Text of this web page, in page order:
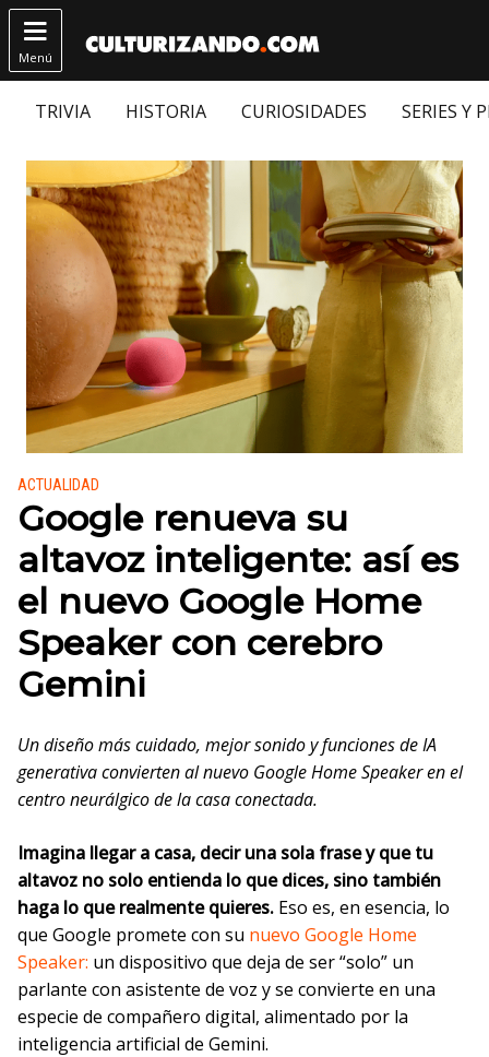

Menú
TRIVIA HISTORIA CURIOSIDADES SERIES Y
Publicado en:
ACTUALIDAD
Google renueva su
altavoz inteligente: así es
el nuevo Google Home
Speaker con cerebro
Gemini
Un diseño más cuidado, mejor sonido y funciones de IA
generativa convierten al nuevo Google Home Speaker en el
centro neurálgico de la casa conectada.
Imagina llegar a casa, decir una sola frase y que tu
altavoz no solo entienda lo que dices, sino también
haga lo que realmente quieres. Eso es, en esencia, lo
que Google promete con su nuevo Google Home
Speaker: un dispositivo que deja de ser “solo” un
parlante con asistente de voz y se convierte en una
especie de compañero digital, alimentado por la
inteligencia artificial de Gemini.